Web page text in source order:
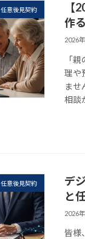
任意後見契約
【
作
2026
「
理や
ませ
相談
任意後見契約
デ
と
2026
皆様